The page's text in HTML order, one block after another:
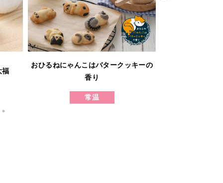
福
おひるねにゃんこはバタークッキーの
香り
常温